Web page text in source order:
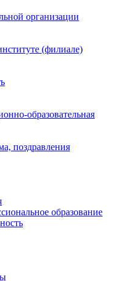
организации
(филиале)
образовательная
поздравления
образование